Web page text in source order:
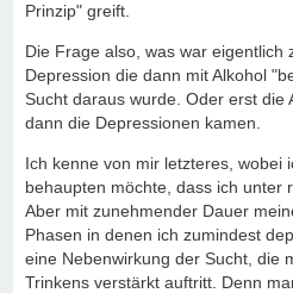
Prinzip" greift.
Die Frage also, was war eigentlich
Depression die dann mit Alkohol
Sucht daraus wurde. Oder erst die
dann die Depressionen kamen.
Ich kenne von mir letzteres, wobei
behaupten möchte, dass ich unter
Aber mit zunehmender Dauer
Phasen in denen ich zumindest
eine Nebenwirkung der Sucht, die
Trinkens verstärkt auftritt. Denn